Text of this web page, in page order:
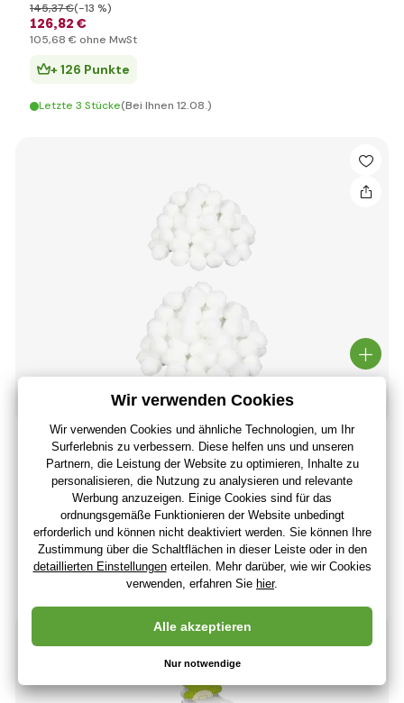
126,82 €
145,37 €(-13 %)
105,68 € ohne MwSt
+ 126 Punkte
Letzte 3 Stücke(Bei Ihnen 12.08.)
Bestway 58475 - Filterbälle Flowclear ™ Polysphere ™ für
Sandfilter 500 g
ohne MwSt
+ 9 Punkte
Auf Lager > 5 Stücke(Bei Ihnen 12.08.)